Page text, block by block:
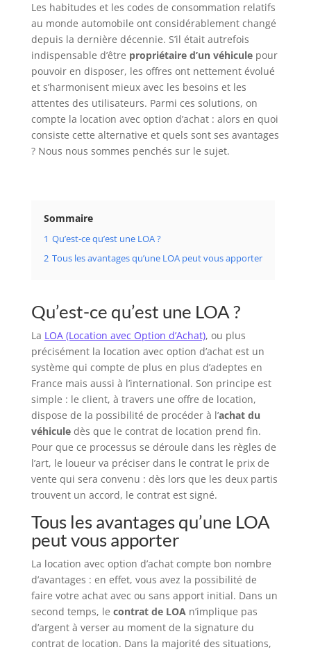
Les habitudes et les codes de consommation relatifs
au monde automobile ont considérablement changé
depuis la dernière décennie. S’il était autrefois
indispensable d’être propriétaire d’un véhiculepour
pouvoir en disposer, les offres ont nettement évolué
et s’harmonisent mieux avec les besoins et les
attentes des utilisateurs. Parmi ces solutions, on
compte la location avec option d’achat : alors en quoi
consiste cette alternative et quels sont ses avantages
? Nous nous sommes penchés sur le sujet.
Sommaire
1 Qu’est-ce qu’est une LOA ?
2 Tous les avantages qu’une LOA peut vous apporter
Qu’est-ce qu’est une LOA ?
La LOA (Location avec Option d’Achat), ou plus
précisément la location avec option d’achat est un
système qui compte de plus en plus d’adeptes en
France mais aussi à l’international. Son principe est
simple : le client, à travers une offre de location,
dispose de la possibilité de procéder à l’achat du
véhiculedès que le contrat de location prend fin.
Pour que ce processus se déroule dans les règles de
l’art, le loueur va préciser dans le contrat le prix de
vente qui sera convenu : dès lors que les deux partis
trouvent un accord, le contrat est signé.
Tous les avantages qu’une LOA
peut vous apporter
La location avec option d’achat compte bon nombre
d’avantages : en effet, vous avez la possibilité de
faire votre achat avec ou sans apport initial. Dans un
second temps, le contrat de LOAn’implique pas
d’argent à verser au moment de la signature du
contrat de location. Dans la majorité des situations,